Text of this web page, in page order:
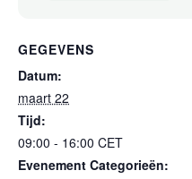
GEGEVENS
Datum:
maart 22
Tijd:
09:00 - 16:00 CET
Evenement Categorieën: